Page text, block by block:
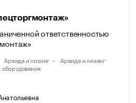
ответственностью
Аренда и лизинг
Аренда и лизинг
оборудования